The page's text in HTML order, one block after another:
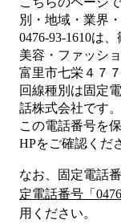
別・地域・業界
0476-93-1610は、
美容・ファッシ
富里市七栄４７７
回線種別は固定
話株式会社です。
この電話番号を
HPをご確認くだ
なお、固定電話番
定電話番号「 0476
用ください。